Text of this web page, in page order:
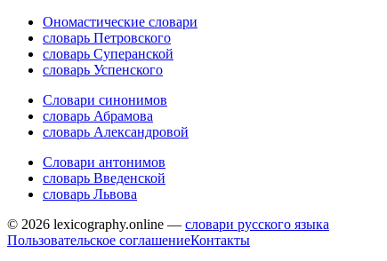
Ономастические словари
словарь Петровского
словарь Суперанской
словарь Успенского
Словари синонимов
словарь Абрамова
словарь Александровой
Словари антонимов
словарь Введенской
словарь Львова
© 2026 lexicography.online — словари русского языка
Пользовательское соглашениеКонтакты